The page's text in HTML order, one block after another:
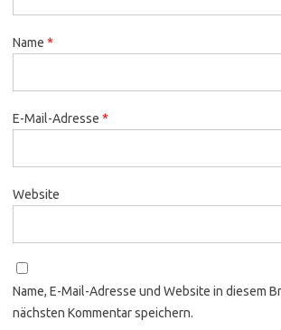
Name *
E-Mail-Adresse *
Website
Name, E-Mail-Adresse und Website in diesem
nächsten Kommentar speichern.